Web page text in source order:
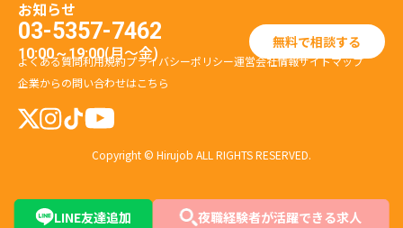
LINE友達追加 夜職経験者が活躍できる求人
お知らせ
03-5357-7462
10:00～19:00(月〜金) 無料で相談する
よくある質問利用規約プライバシーポリシー運営会社情報サイトマップ
企業からの問い合わせはこちら
Copyright © Hirujob ALL RIGHTS RESERVED.